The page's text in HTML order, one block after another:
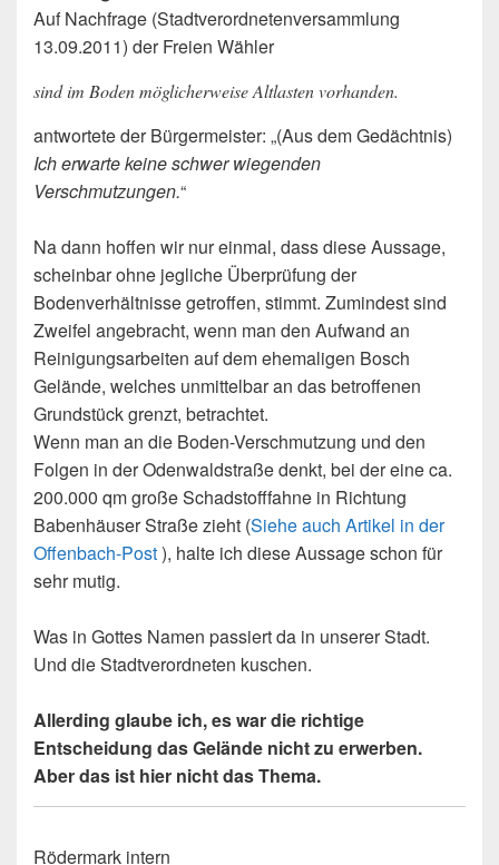
Auf Nachfrage (Stadtverordnetenversammlung
13.09.2011) der Freien Wähler
sind im Boden möglicherweise Altlasten vorhanden.
antwortete der Bürgermeister: „(Aus dem Gedächtnis)
Ich erwarte keine schwer wiegenden
Verschmutzungen.“
Na dann hoffen wir nur einmal, dass diese Aussage,
scheinbar ohne jegliche Überprüfung der
Bodenverhältnisse getroffen, stimmt. Zumindest sind
Zweifel angebracht, wenn man den Aufwand an
Reinigungsarbeiten auf dem ehemaligen Bosch
Gelände, welches unmittelbar an das betroffenen
Grundstück grenzt, betrachtet.
Wenn man an die Boden-Verschmutzung und den
Folgen in der Odenwaldstraße denkt, bei der eine ca.
200.000 qm große Schadstofffahne in Richtung
Babenhäuser Straße zieht (Siehe auch Artikel in der
Offenbach-Post), halte ich diese Aussage schon für
sehr mutig.
Was in Gottes Namen passiert da in unserer Stadt.
Und die Stadtverordneten kuschen.
Allerding glaube ich, es war die richtige
Entscheidung das Gelände nicht zu erwerben.
Aber das ist hier nicht das Thema.
Rödermark intern